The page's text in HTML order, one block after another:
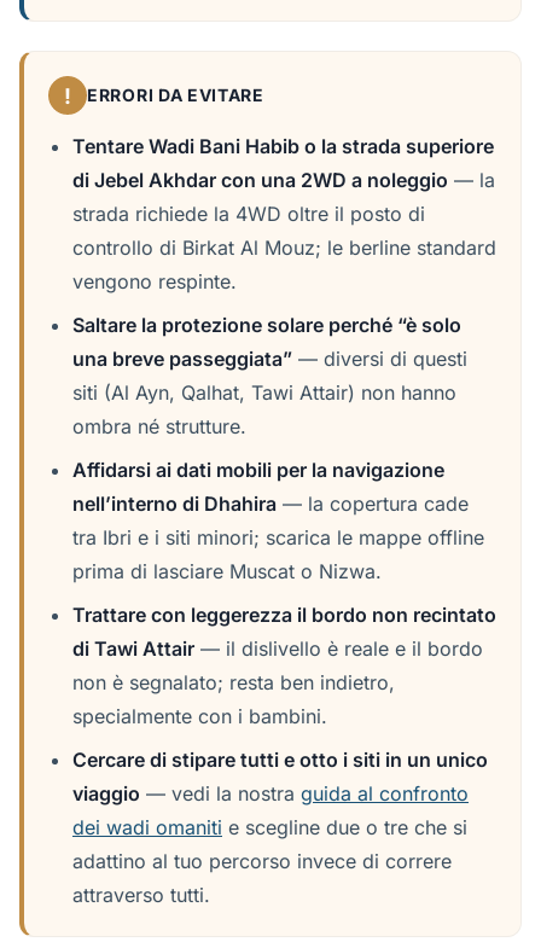
! ERRORI DA EVITARE
Tentare Wadi Bani Habib o la strada superiore
di Jebel Akhdar con una 2WD a noleggio — la
strada richiede la 4WD oltre il posto di
controllo di Birkat Al Mouz; le berline standard
vengono respinte.
Saltare la protezione solare perché “è solo
una breve passeggiata” — diversi di questi
siti (Al Ayn, Qalhat, Tawi Attair) non hanno
ombra né strutture.
Affidarsi ai dati mobili per la navigazione
nell’interno di Dhahira — la copertura cade
tra Ibri e i siti minori; scarica le mappe offline
prima di lasciare Muscat o Nizwa.
Trattare con leggerezza il bordo non recintato
di Tawi Attair — il dislivello è reale e il bordo
non è segnalato; resta ben indietro,
specialmente con i bambini.
Cercare di stipare tutti e otto i siti in un unico
viaggio — vedi la nostra guida al confronto
dei wadi omaniti e scegline due o tre che si
adattino al tuo percorso invece di correre
attraverso tutti.